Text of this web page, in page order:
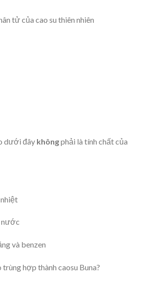
tử của cao su thiên nhiên
dưới đây khôngphải là tính chất của
nước
và benzen
hợp thành caosu Buna?